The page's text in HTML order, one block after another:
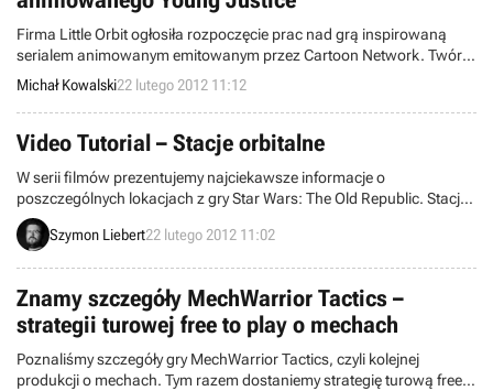
Firma Little Orbit ogłosiła rozpoczęcie prac nad grą inspirowaną
serialem animowanym emitowanym przez Cartoon Network. Twórcy
zapowiadają Young Justice: Legacy jako RPG akcji z trybem
multiplayer.
Michał Kowalski22 lutego 2012 11:12
Video Tutorial – Stacje orbitalne
W serii filmów prezentujemy najciekawsze informacje o
poszczególnych lokacjach z gry Star Wars: The Old Republic. Stacje
orbitalne to centra dowodzenia obu frakcji.
Szymon Liebert22 lutego 2012 11:02
Znamy szczegóły MechWarrior Tactics –
strategii turowej free to play o mechach
Poznaliśmy szczegóły gry MechWarrior Tactics, czyli kolejnej
produkcji o mechach. Tym razem dostaniemy strategię turową free